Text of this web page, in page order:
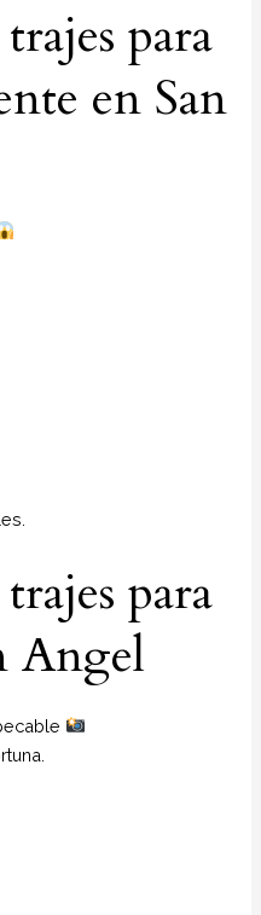
para
en San
para
Angel